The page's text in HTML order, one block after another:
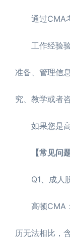
通过CMA考
工作经验验
准备、管理信
究、教学或者
如果您是高
【常见问题
Q1、成人脱
高顿CMA：
历无法相比，